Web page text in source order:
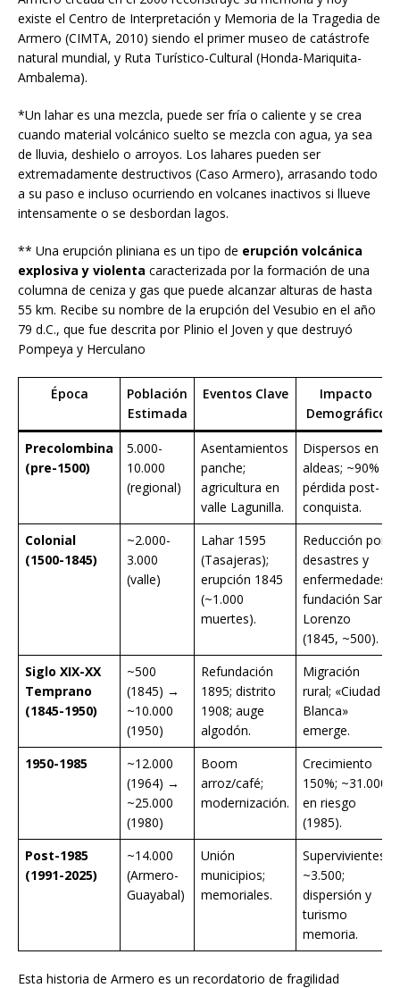
existe el Centro de Interpretación y Memoria de la Tragedia de
Armero (CIMTA, 2010) siendo el primer museo de catástrofe
natural mundial, y Ruta Turístico-Cultural (Honda-Mariquita-
Ambalema).
*Un lahar es una mezcla, puede ser fría o caliente y se crea
cuando material volcánico suelto se mezcla con agua, ya sea
de lluvia, deshielo o arroyos. Los lahares pueden ser
extremadamente destructivos (Caso Armero), arrasando todo
a su paso e incluso ocurriendo en volcanes inactivos si llueve
intensamente o se desbordan lagos.
** Una erupción pliniana es un tipo de erupción volcánica
explosiva y violenta caracterizada por la formación de una
columna de ceniza y gas que puede alcanzar alturas de hasta
55 km. Recibe su nombre de la erupción del Vesubio en el año
79 d.C., que fue descrita por Plinio el Joven y que destruyó
Pompeya y Herculano
Época
Población
Estimada
Eventos Clave
Impacto
Demográfico
Precolombina
(pre-1500)
5.000-
10.000
(regional)
Asentamientos
panche;
agricultura en
valle Lagunilla.
Dispersos en
aldeas; ~90%
pérdida post-
conquista.
Colonial
(1500-1845)
~2.000-
3.000
(valle)
Lahar 1595
(Tasajeras);
erupción 1845
(~1.000
muertes).
Reducción por
desastres y
enfermedades;
fundación San
Lorenzo
(1845, ~500).
Siglo XIX-XX
Temprano
(1845-1950)
~500
(1845) →
~10.000
(1950)
Refundación
1895; distrito
1908; auge
algodón.
Migración
rural; «Ciudad
Blanca»
emerge.
1950-1985
~12.000
(1964) →
~25.000
(1980)
Boom
arroz/café;
modernización.
Crecimiento
150%; ~31.000
en riesgo
(1985).
Post-1985
(1991-2025)
~14.000
(Armero-
Guayabal)
Unión
municipios;
memoriales.
Supervivientes
~3.500;
dispersión y
turismo
memoria.
Esta historia de Armero es un recordatorio de fragilidad